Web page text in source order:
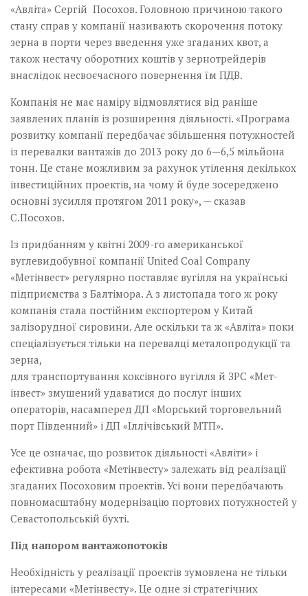
«Авліта» Сергій Посохов. Головною причиною такого
стану справ у компанії називають скорочення потоку
зерна в порти через введення уже згаданих квот, а
також нестачу оборотних коштів у зернотрейдерів
внаслідок несвоєчасного повернення їм ПДВ.
Компанія не має наміру відмовлятися від раніше
заявлених планів із розширення діяльності. «Програма
розвитку компанії передбачає збільшення потужностей
із перевалки вантажів до 2013 року до 6—6,5 мільйона
тонн. Це стане можливим за рахунок утілення декількох
інвестиційних проектів, на чому й буде зосереджено
основні зусилля протягом 2011 року», — сказав
С.Посохов.
Із придбанням у квітні 2009-го американської
вуглевидобувної компанії United Coal Company
«Метінвест» регулярно поставляє вугілля на українські
підприємства з Балтімора. А з листопада того ж року
компанія стала постійним експортером у Китай
залізорудної сировини. Але оскільки та ж «Авліта» поки
спеціалізується тільки на перевалці металопродукції та
зерна,
для транспортування коксівного вугілля й ЗРС «Мет­
інвест» змушений удаватися до послуг інших
операторів, насамперед ДП «Морський торговельний
порт Південний» і ДП «Іллічівський МТП».
Усе це означає, що розвиток діяльності «Авліти» і
ефективна робота «Метінвесту» залежать від реалізації
згаданих Посоховим проектів. Усі вони передбачають
повномасштабну модернізацію портових потужностей у
Севастопольській бухті.
Під напором вантажопотоків
Необхідність у реалізації­­ проектів зумовлена не тільки
інтересами «Мет­інвесту». Це одне зі стратегічних